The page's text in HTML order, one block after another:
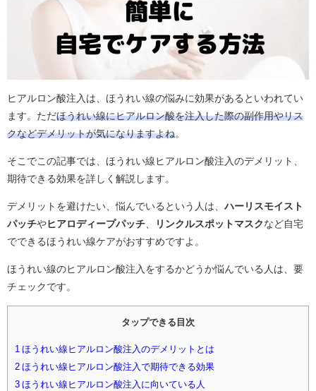
ヒアルロン酸注入は、ほうれい線の悩みに効果があるといわれてい
ます。ただほうれい線にヒアルロン酸を注入した際の副作用やリス
クなどデメリットが気になりますよね。
そこでこの記事では、ほうれい線ヒアルロン酸注入のデメリット、
期待できる効果を詳しく解説します。
デメリットを避けたい、悩んでいるという人は、ハーリスモイスト
パッチや ヒアロディープパッチ リンクルスポットマスク など自宅
でできるほうれい線ケアがおすすめですよ。
ほうれい線のヒアルロン酸注入をするかどうか悩んでいる人は、要
チェックです。
タップできる目次
1 ほうれい線ヒアルロン酸注入のデメリットとは
2 ほうれい線ヒアルロン酸注入で期待できる効果
3 ほうれい線ヒアルロン酸注入に向いている人